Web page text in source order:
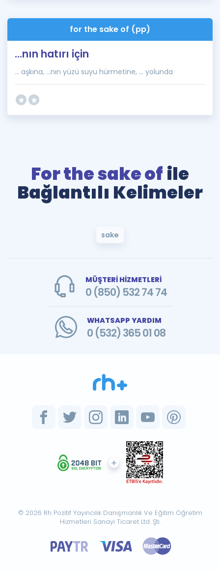
İngilizce Gramerfor the sake of (pp)
...nın hatırı için
... aşkına, ...nın yüzü suyu hürmetine, ... yolunda
For the sake of ile
Bağlantılı Kelimeler
sake
MÜŞTERİ HİZMETLERİ
0 (850) 532 74 74
WHATSAPP YARDIM
0 (532) 365 01 08
© 2026 Rh Pozitif Yayıncılık Danışmanlık Ve Eğitim Öğretim
Hizmetleri Sanayi Ticaret Ltd. Şti.